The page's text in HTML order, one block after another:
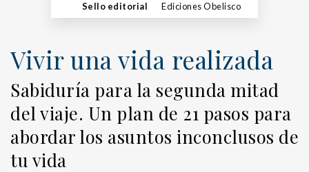
Sello editorial Ediciones Obelisco
Vivir una vida realizada
Sabiduría para la segunda mitad
del viaje. Un plan de 21 pasos para
abordar los asuntos inconclusos de
tu vida